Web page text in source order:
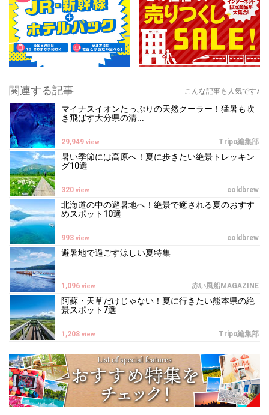
関連する記事 こんな記事も人気です♪
マイナスイオンたっぷりの天然クーラー！猛暑も吹
き飛ばす大分県の清...
Tripα編集部
29,949 view
暑い季節には高原へ！夏に歩きたい絶景トレッキン
グ10選
coldbrew
320 view
北海道の中の避暑地へ！絶景で癒される夏のおすす
めスポット10選
coldbrew
993 view
避暑地で過ごす涼しい夏特集
赤い風船MAGAZINE
1,096 view
阿蘇・天草だけじゃない！夏に行きたい熊本県の絶
景スポット7選
Tripα編集部
1,208 view